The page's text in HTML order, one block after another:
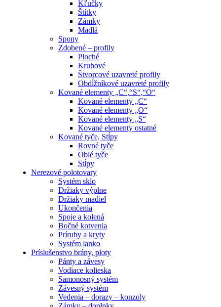
Kľučky
Štítky
Zámky
Madlá
Spony
Zdobené – profily
Ploché
Kruhové
Štvorcové uzavreté profily
Obdĺžníkové uzavreté profily
Kované elementy „C“,“S“,“O“
Kované elementy „C“
Kované elementy „O“
Kované elementy „S“
Kované elementy ostatné
Kované tyče, Stĺpy
Rovné tyče
Oblé tyče
Stĺpy
Nerezové polotovary
Systém sklo
Držiaky výplne
Držiaky madiel
Ukončenia
Spoje a kolená
Bočné kotvenia
Príruby a kryty
Systém lanko
Príslušenstvo brány, ploty
Pánty a závesy
Vodiace kolieska
Samonosný systém
Závesný systém
Vedenia – dorazy – konzoly